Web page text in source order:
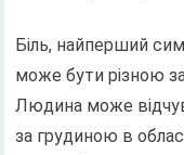
Біль, найперший
може бути різною
Людина може
за грудиною в